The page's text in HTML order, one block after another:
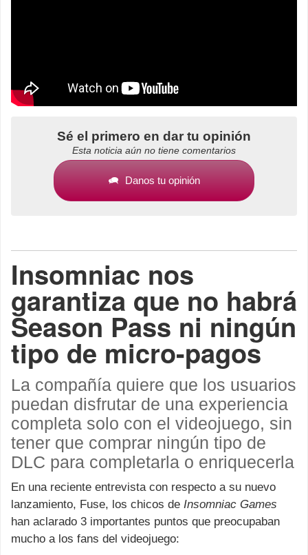
Sé el primero en dar tu opinión
Esta noticia aún no tiene comentarios
Danos tu opinión
Insomniac nos
garantiza que no habrá
Season Pass ni ningún
tipo de micro-pagos
La compañía quiere que los usuarios
puedan disfrutar de una experiencia
completa solo con el videojuego, sin
tener que comprar ningún tipo de
DLC para completarla o enriquecerla
En una reciente entrevista con respecto a su nuevo
lanzamiento, Fuse, los chicos de Insomniac Games
han aclarado 3 importantes puntos que preocupaban
mucho a los fans del videojuego: